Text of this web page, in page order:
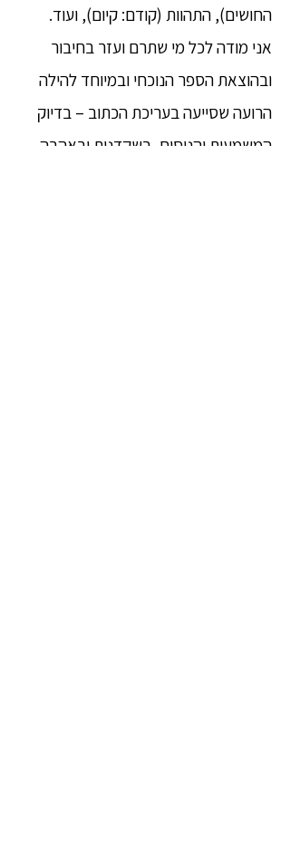
החושים), התהוות (קודם: קיום), ועוד.
אני מודה לכל מי שתרם ועזר בחיבור
ובהוצאת הספר הנוכחי ובמיוחד להילה
הרועה שסייעה בעריכת הכתוב – בדיוק
המשמעות והניסוח, בשקדנות ובאהבה,